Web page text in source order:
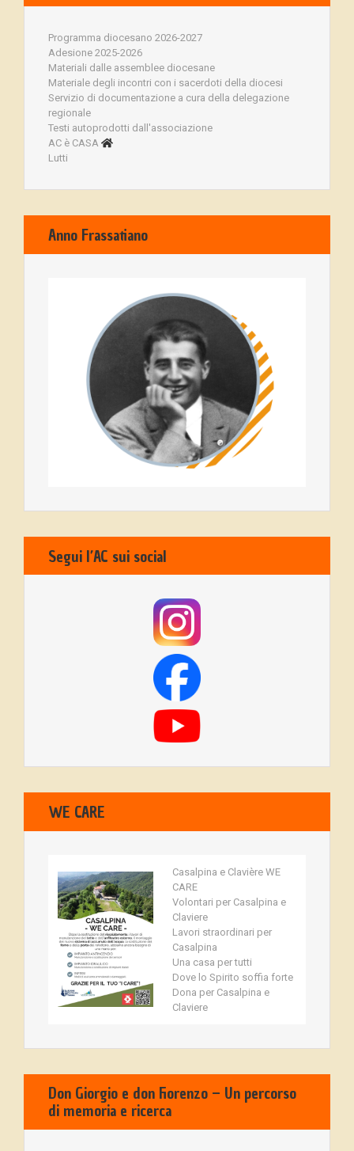
Programma diocesano 2026-2027
Adesione 2025-2026
Materiali dalle assemblee diocesane
Materiale degli incontri con i sacerdoti della diocesi
Servizio di documentazione a cura della delegazione
regionale
Testi autoprodotti dall'associazione
AC è CASA
Lutti
Anno Frassatiano
Segui l’AC sui social
WE CARE
Casalpina e Clavière WE
CARE
Volontari per Casalpina e
Claviere
Lavori straordinari per
Casalpina
Una casa per tutti
Dove lo Spirito soffia forte
Dona per Casalpina e
Claviere
Don Giorgio e don Fiorenzo – Un percorso
di memoria e ricerca